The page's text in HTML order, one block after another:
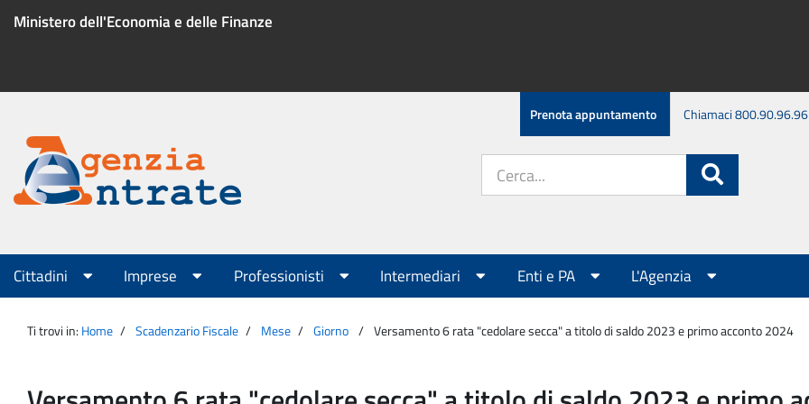
Ministero dell'Economia e delle Finanze
Menu
servizio
Prenota appuntamento Chiamaci 800.90.96.96
Agenzia
Entrate
sito:
Menu
principale
Cittadini Imprese Professionisti Intermediari Enti e PA L'Agenzia
Ti trovi in: Home Scadenzario Fiscale Mese Giorno Versamento 6 rata "cedolare secca" a titolo di saldo 2023 e primo acconto 2024